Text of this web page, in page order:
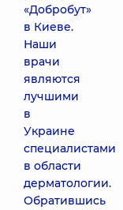
«Добробут»
в Киеве.
Наши
врачи
являются
лучшими
в
Украине
специалистами
в области
дерматологии.
Обратившись